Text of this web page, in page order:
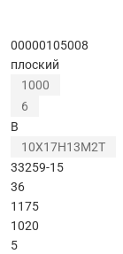
00000105008
плоский
1000
6
B
10Х17Н13М2Т
33259-15
36
1175
1020
5